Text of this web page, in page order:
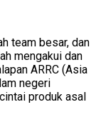
team besar, dan
mengakui dan
ARRC (Asia
negeri
produk asal